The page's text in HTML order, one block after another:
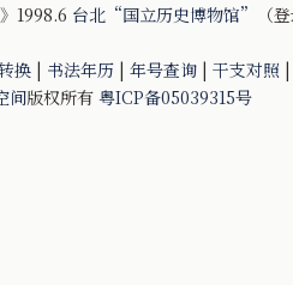
1998.6 台北“国立历史博物馆”
（
换 | 书法年历 | 年号查询 | 干支对照
间版权所有 粤ICP备05039315号